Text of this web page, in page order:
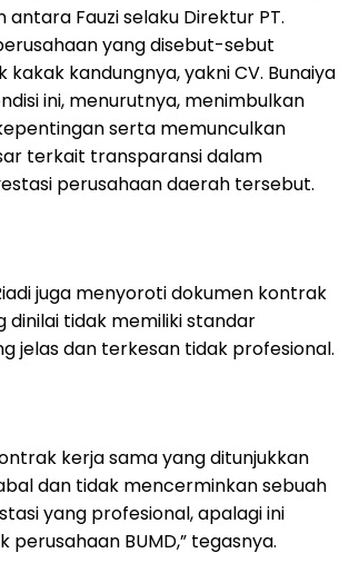
antara Fauzi selaku Direktur PT.
yang disebut-sebut
kakak kandungnya, yakni CV. Bunaiya
ini, menurutnya, menimbulkan
serta memunculkan
terkait transparansi dalam
perusahaan daerah tersebut.
juga menyoroti dokumen kontrak
dinilai tidak memiliki standar
jelas dan terkesan tidak profesional.
kerja sama yang ditunjukkan
dan tidak mencerminkan sebuah
yang profesional, apalagi ini
perusahaan BUMD,” tegasnya.